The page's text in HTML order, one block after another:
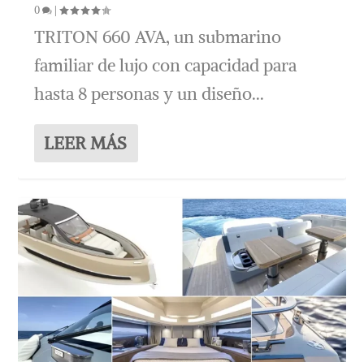
0
|
TRITON 660 AVA, un submarino
familiar de lujo con capacidad para
hasta 8 personas y un diseño...
LEER MÁS